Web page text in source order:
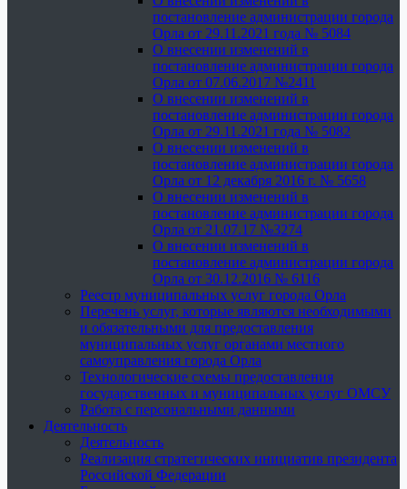
постановление администрации города
Орла от 29.11.2021 года № 5084
О внесении изменений в
постановление администрации города
Орла от 07.06.2017 №2411
О внесении изменений в
постановление администрации города
Орла от 29.11.2021 года № 5082
О внесении изменений в
постановление администрации города
Орла от 12 декабря 2016 г. № 5658
О внесении изменений в
постановление администрации города
Орла от 21.07.17 №3274
О внесении изменений в
постановление администрации города
Орла от 30.12.2016 № 6116
Реестр муниципальных услуг города Орла
Перечень услуг, которые являются необходимыми
и обязательными для предоставления
муниципальных услуг органами местного
самоуправления города Орла
Технологические схемы предоставления
государственных и муниципальных услуг ОМСУ
Работа с персональными данными
Деятельность
Деятельность
Реализация стратегических инициатив президента
Российской Федерации